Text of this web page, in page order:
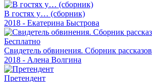
В гостях у… (сборник)
2018 - Екатерина Быстрова
Бесплатно
Свидетель обвинения. Сборник рассказов
2018 - Алена Волгина
Претендент